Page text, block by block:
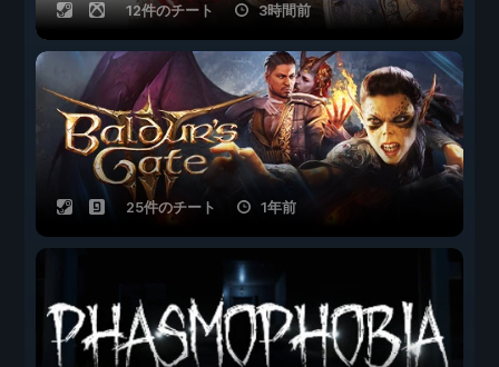
12件のチート 3時間前
25件のチート 1年前